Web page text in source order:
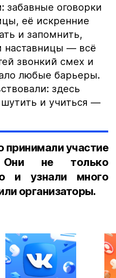
оговорки
её искренние
и запомнить,
наставницы — всё
звонкий смех и
любые барьеры.
здесь
и учиться —
участие
Они не только
и узнали много
организаторы.